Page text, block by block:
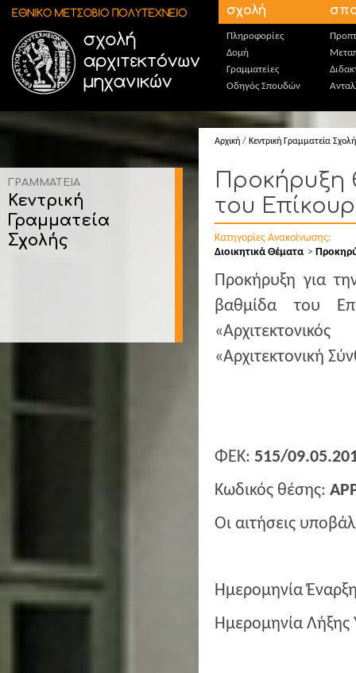
Παράκαμψη προς το κυρίως περιεχόμενο σχολή
Πληροφορίες
Δομή
Γραμματείες
Οδηγός Σπουδών
ΓΡΑΜΜΑΤΕΙΑ
Κεντρική
Γραμματεία
Σχολής
Αρχική / Κεντρική Γραμματεία
Προκήρυξη
του
Κατηγορίες Ανακοίνωσης:
Διοικητικά Θέματα
Προκήρυξη για
βαθμίδα του
«Αρχιτεκτονική
ΦΕΚ: 515/
Κωδικός θέσης:
Οι αιτήσεις
Ημερομηνία
Ημερομηνία